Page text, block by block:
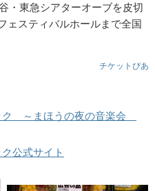
・東急シアターオーブを皮切
ェスティバルホールまで全国
チケットぴあ
ク ～まほうの夜の音楽会
公式サイト